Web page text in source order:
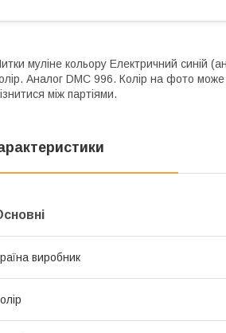
муліне кольору Електричний синій
Аналог DMC 996. Колір на фото
між партіями.
виробник